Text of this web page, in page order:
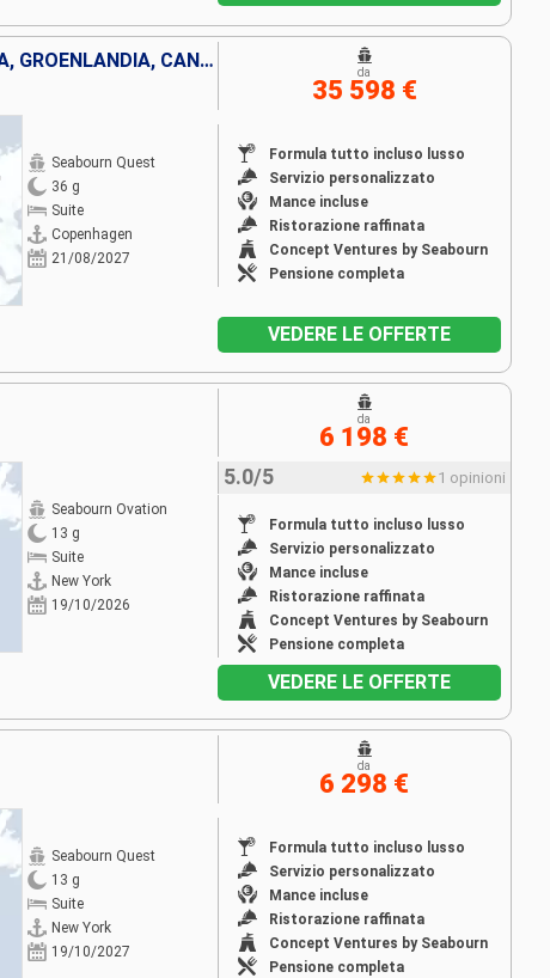
SVEZIA, DANIMARCA, ISLANDA, GROENLANDIA, CANADA, LSOLE FAERÖER, REGNO UNITO, PORTORICO, NORVEGIA, LETTONIA, LITUANIA, TURCHIA, ESTONIA, POLONIA
Seabourn Quest
36 g
Suite
Copenhagen
21/08/2027
Formula tutto incluso lusso
Servizio personalizzato
Mance incluse
Ristorazione raffinata
Concept Ventures by Seabourn
Pensione completa
da
35 598 €
VEDERE LE OFFERTE
Seabourn Ovation
13 g
Suite
New York
19/10/2026
5.0/5 1 opinioni
Formula tutto incluso lusso
Servizio personalizzato
Mance incluse
Ristorazione raffinata
Concept Ventures by Seabourn
Pensione completa
da
6 198 €
VEDERE LE OFFERTE
Seabourn Quest
13 g
Suite
New York
19/10/2027
Formula tutto incluso lusso
Servizio personalizzato
Mance incluse
Ristorazione raffinata
Concept Ventures by Seabourn
Pensione completa
da
6 298 €